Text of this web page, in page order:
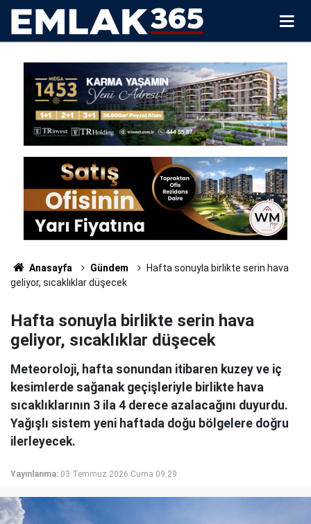
Anasayfa Gündem
Hafta sonuyla birlikte serin hava
geliyor, sıcaklıklar düşecek
Hafta sonuyla birlikte serin hava
geliyor, sıcaklıklar düşecek
Meteoroloji, hafta sonundan itibaren kuzey ve iç
kesimlerde sağanak geçişleriyle birlikte hava
sıcaklıklarının 3 ila 4 derece azalacağını duyurdu.
Yağışlı sistem yeni haftada doğu bölgelere doğru
ilerleyecek.
Yayınlanma: 03 Temmuz 2026 Cuma 09:29